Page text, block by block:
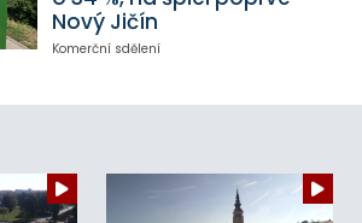
Nový Jičín
Komerční sdělení